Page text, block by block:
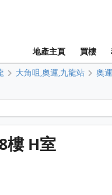
地產主頁 買樓
大角咀,奧運,九龍站 奧運
維
樓 H室